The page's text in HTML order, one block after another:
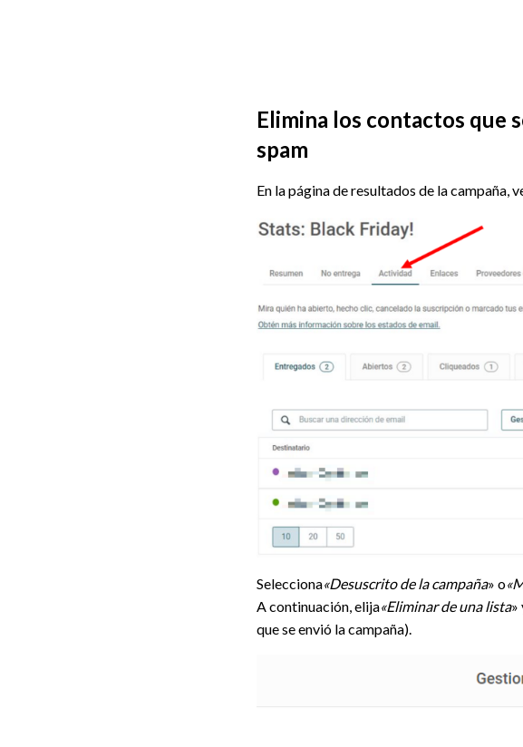
Elimina los contactos que
spam
En la página de resultados de la campaña,
Selecciona«Desuscrito de la campaña» o
A continuación, elija«Eliminar de una lista»
que se envió la campaña).